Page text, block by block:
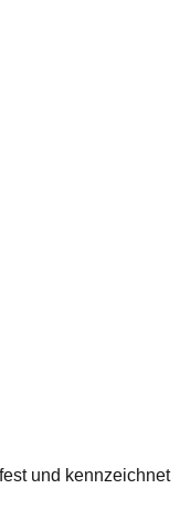
und kennzeichnet